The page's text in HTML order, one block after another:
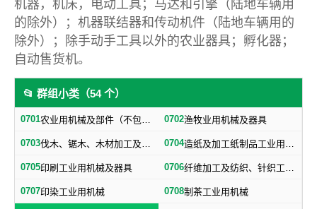
机器，机床，电动工具；马达和引擎（陆地车辆用
的除外）；机器联结器和传动机件（陆地车辆用的
除外）；除手动手工具以外的农业器具；孵化器；
自动售货机。
📂 群组小类（54 个）
0701 农业用机械及部件（不包括小农具） 0702渔牧业用机械及器具
0703 伐木、锯木、木材加工及火柴生产用机械及器具 0704 造纸及加工纸制品工业用机械及器具
0705印刷工业用机械及器具 0706 纤维加工及纺织、针织工业用机械及部件
0707印染工业用机械 0708制茶工业用机械